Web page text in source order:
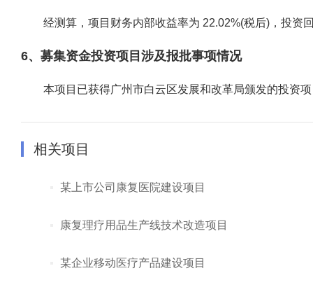
经测算，项目财务内部收益率为 22.02%(税后)，投资
6、募集资金投资项目涉及报批事项情况
本项目已获得广州市白云区发展和改革局颁发的投资项
相关项目
某上市公司康复医院建设项目
康复理疗用品生产线技术改造项目
某企业移动医疗产品建设项目